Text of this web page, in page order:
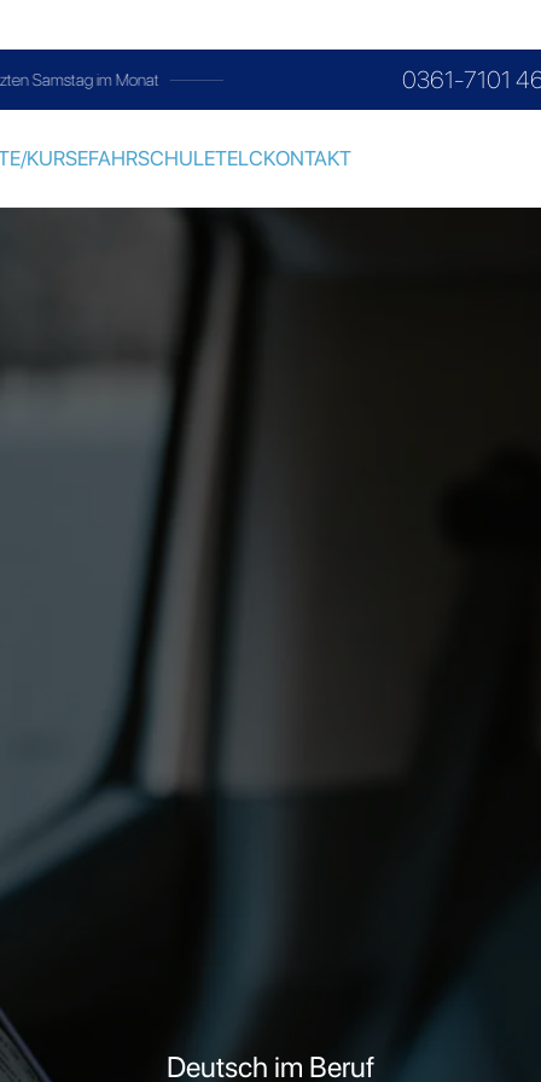
Monat 0361-7101
KURSEFAHRSCHULETELCKONTAKT
Deutsch im Beruf